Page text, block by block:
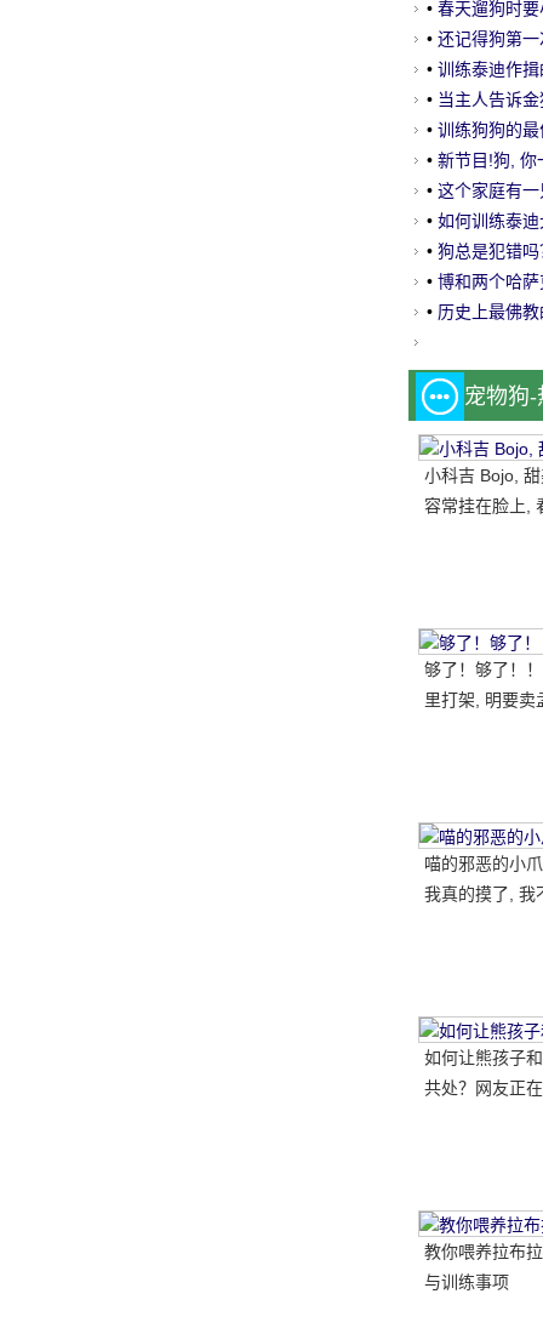
• 春天遛狗时
• 还记得狗第
辈子的事!
• 训练泰迪作
• 当主人告诉
• 训练狗狗的
• 新节目!狗, 你
• 这个家庭有
• 如何训练泰
• 狗总是犯错
• 博和两个哈
色, 身体和举
• 历史上最佛
宠物狗
小科吉 Bojo,
容常挂在脸上,
够了！够了！
里打架, 明要卖
喵的邪恶的小
我真的摸了, 我
如何让熊孩子
共处？网友正
教你喂养拉布
与训练事项